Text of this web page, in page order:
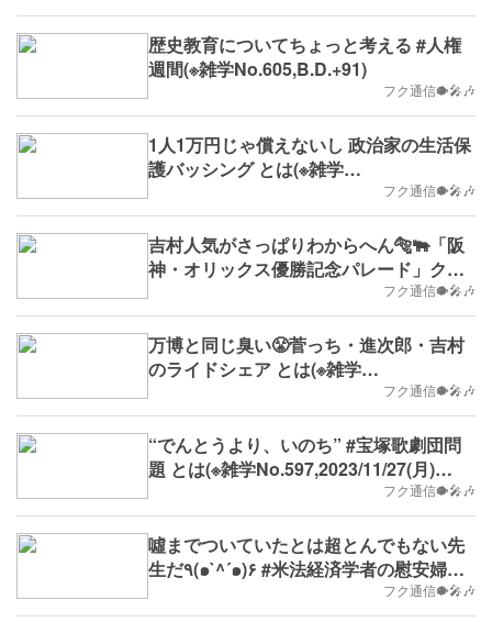
歴史教育についてちょっと考える #人権
週間(※雑学No.605,B.D.+91)
フク通信🐡🎤🎶
1人1万円じゃ償えないし 政治家の生活保
護バッシング とは(※雑学
フク通信🐡🎤🎶
吉村人気がさっぱりわからへん🐅🐃「阪
神・オリックス優勝記念パレード」クラ
ファン とは(※雑学No.601,B.D.+87)フク通信🐡🎤🎶
万博と同じ臭い😤菅っち・進次郎・吉村
のライドシェア とは(※雑学
フク通信🐡🎤🎶
“でんとうより、いのち” #宝塚歌劇団問
題 とは(※雑学No.597,2023/11/27(月)
フク通信🐡🎤🎶
噓までついていたとは超とんでもない先
生だ٩(๑`^´๑)۶ #米法経済学者の慰安婦論
文 とは(※雑学No.595,B.D.+81)フク通信🐡🎤🎶